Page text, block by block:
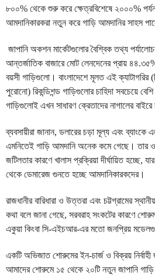
৮০০% থেকে শুরু করে ক্ষেত্রবিশেষে ২০০০%
আমদানিকারকরা নতুন করে গাড়ি আমদানির সাহস
জাপানি অকশন মার্কেটগুলোর বৈশ্বিক তথ্য
আন্তর্জাতিক বাজারে মোট লেনদেনের প্রায়
বয়সী গাড়িগুলো। বাংলাদেশে মূলত এই ক্যাটাগরির
পুরোনো) রিকন্ডিশন্ড গাড়িগুলোর চাহিদা সবচেয়ে
গাড়িগুলোই এখন সাধারণ ক্রেতাদের নাগালের বাইরে
ব্যবসায়ীরা জানান, ডলারের চড়া মূল্য এবং ব্যাংকে
এমনিতেই গাড়ি আমদানি অনেক কমে গেছে। তার
জটিলতার কারণে খালাস প্রক্রিয়া দীর্ঘায়িত হচ্ছে,
থেকে ডেমারেজ গুনতে হচ্ছে আমদানিকারকদের।
রাজধানীর বারিধারা ও উত্তরা এবং চট্টগ্রামের
কথা বলে জানা গেছে, সরবরাহ সংকটের কারণে
একুয়া কিংবা সি-এইচআর-এর মতো জনপ্রিয়
একটি অভিজাত শোরুমের ইন-চার্জ ও বিক্রয়
আমাদের শোরুমে ১৫ থেকে ২০টি নতুন জাপানি